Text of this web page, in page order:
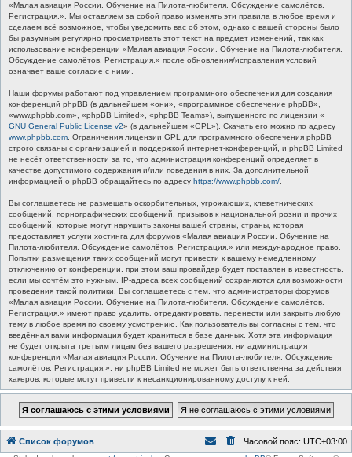
«Малая авиация России. Обучение на Пилота-любителя. Обсуждение самолётов.
Регистрация.». Мы оставляем за собой право изменять эти правила в любое время и
сделаем всё возможное, чтобы уведомить вас об этом, однако с вашей стороны было
бы разумным регулярно просматривать этот текст на предмет изменений, так как
использование конференции «Малая авиация России. Обучение на Пилота-любителя.
Обсуждение самолётов. Регистрация.» после обновления/исправления условий
означает ваше согласие с ними.
Наши форумы работают под управлением программного обеспечения для создания
конференций phpBB (в дальнейшем «они», «программное обеспечение phpBB»,
«www.phpbb.com», «phpBB Limited», «phpBB Teams»), выпущенного по лицензии «
GNU General Public License v2» (в дальнейшем «GPL»). Скачать его можно по адресу
www.phpbb.com . Ограничения лицензии GPL для программного обеспечения phpBB
строго связаны с организацией и поддержкой интернет-конференций, и phpBB Limited
не несёт ответственности за то, что администрация конференций определяет в
качестве допустимого содержания и/или поведения в них. За дополнительной
информацией о phpBB обращайтесь по адресу https://www.phpbb.com/
Вы соглашаетесь не размещать оскорбительных, угрожающих, клеветнических
сообщений, порнографических сообщений, призывов к национальной розни и прочих
сообщений, которые могут нарушить законы вашей страны, страны, которая
предоставляет услуги хостинга для форумов «Малая авиация России. Обучение на
Пилота-любителя. Обсуждение самолётов. Регистрация.» или международное право.
Попытки размещения таких сообщений могут привести к вашему немедленному
отключению от конференции, при этом ваш провайдер будет поставлен в известность,
если мы сочтём это нужным. IP-адреса всех сообщений сохраняются для возможности
проведения такой политики. Вы соглашаетесь с тем, что администраторы форумов
«Малая авиация России. Обучение на Пилота-любителя. Обсуждение самолётов.
Регистрация.» имеют право удалить, отредактировать, перенести или закрыть любую
тему в любое время по своему усмотрению. Как пользователь вы согласны с тем, что
введённая вами информация будет храниться в базе данных. Хотя эта информация
не будет открыта третьим лицам без вашего разрешения, ни администрация
конференции «Малая авиация России. Обучение на Пилота-любителя. Обсуждение
самолётов. Регистрация.», ни phpBB Limited не может быть ответственна за действия
хакеров, которые могут привести к несанкционированному доступу к ней.
Список форумов Часовой пояс: UTC+03:00